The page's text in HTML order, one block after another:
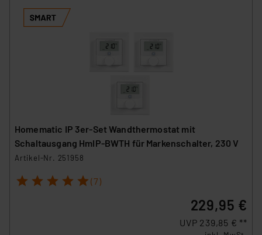
Homematic IP 3er-Set Wandthermostat mit
Schaltausgang HmIP-BWTH für Markenschalter, 230 V
Artikel-Nr. 251958
1 2 3 4 5 (7)
229,95 €
UVP 239,85 € **